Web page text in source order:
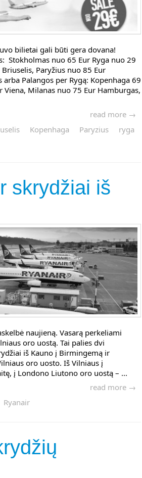
bilietai gali būti gera dovana!
Stokholmas nuo 65 Eur Ryga nuo 29
Paryžius nuo 85 Eur
Palangos per Rygą: Kopenhaga 69
Viena, Milanas nuo 75 Eur Hamburgas,
read more →
Kopenhaga Paryzius
ryga
skrydžiai iš
naujieną. Vasarą perkeliami
oro uostą. Tai palies dvi
iš Kauno į Birmingemą ir
oro uosto. Iš Vilniaus į
į Londono Liutono oro uostą – ...
read more →
Ryanair